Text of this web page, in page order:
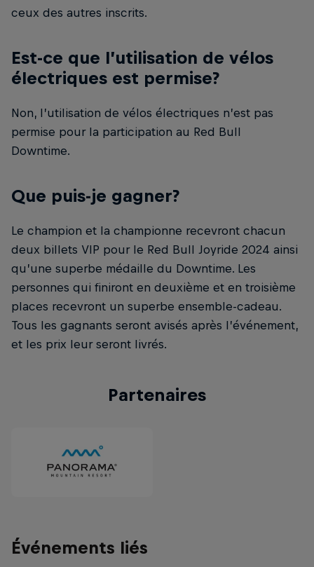
ceux des autres inscrits.
Est-ce que l’utilisation de vélos
électriques est permise?
Non, l’utilisation de vélos électriques n’est pas
permise pour la participation au Red Bull
Downtime.
Que puis-je gagner?
Le champion et la championne recevront chacun
deux billets VIP pour le Red Bull Joyride 2024 ainsi
qu’une superbe médaille du Downtime. Les
personnes qui finiront en deuxième et en troisième
places recevront un superbe ensemble-cadeau.
Tous les gagnants seront avisés après l’événement,
et les prix leur seront livrés.
Partenaires
Événements liés